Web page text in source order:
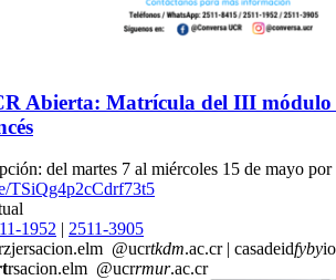
Abierta: Matrícula del III módulo
del martes 7 al miércoles 15 de mayo
TSiQg4p2cCdrf73t5
1952 | 2511-3905
ersacion.elm @ucrtkdm.ac.cr| casadeidfyby
rsacion.elm @ucrrmur.ac.cr